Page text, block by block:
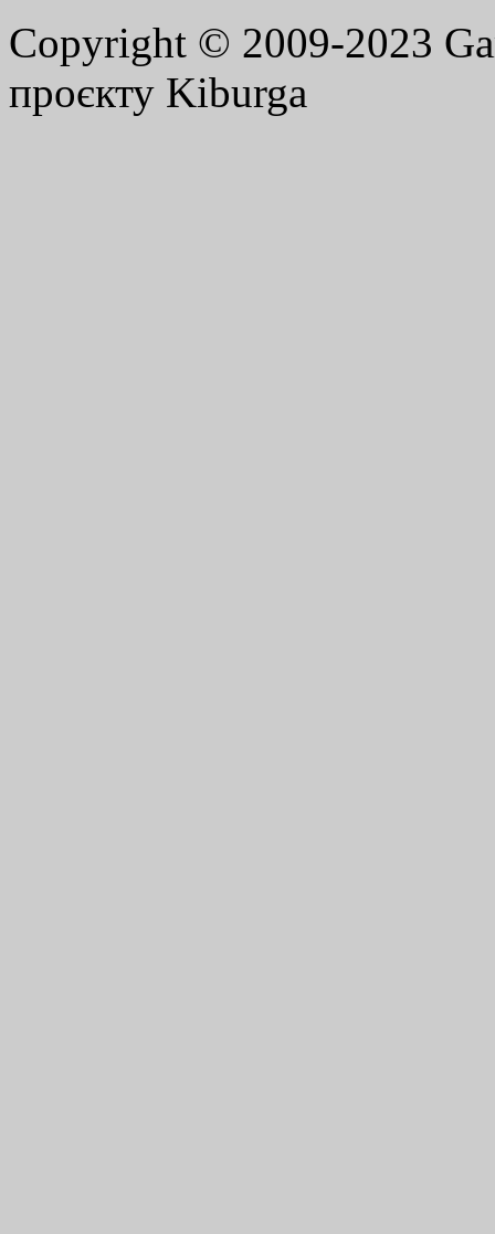
Copyright © 2009-2023
проєкту Kiburga